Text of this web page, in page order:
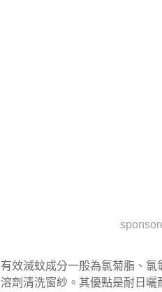
有效滅蚊成分一般為氯菊脂、
溶劑清洗窗紗。其優點是耐日